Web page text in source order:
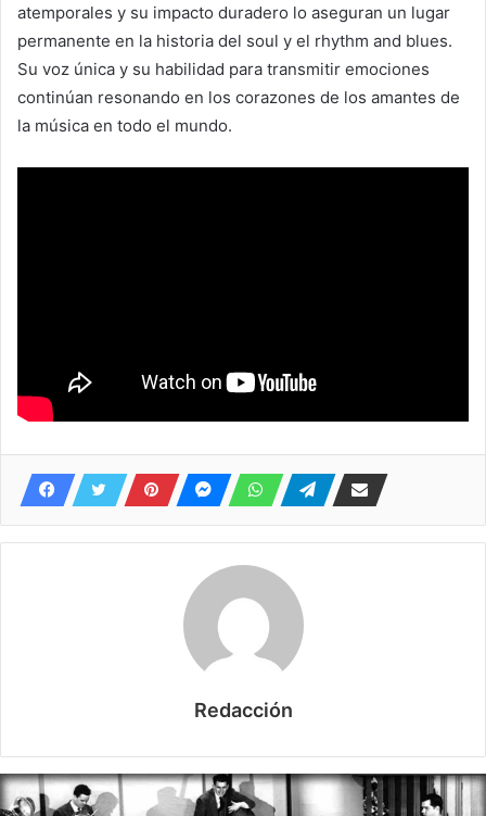
atemporales y su impacto duradero lo aseguran un lugar
permanente en la historia del soul y el rhythm and blues.
Su voz única y su habilidad para transmitir emociones
continúan resonando en los corazones de los amantes de
la música en todo el mundo.
Redacción